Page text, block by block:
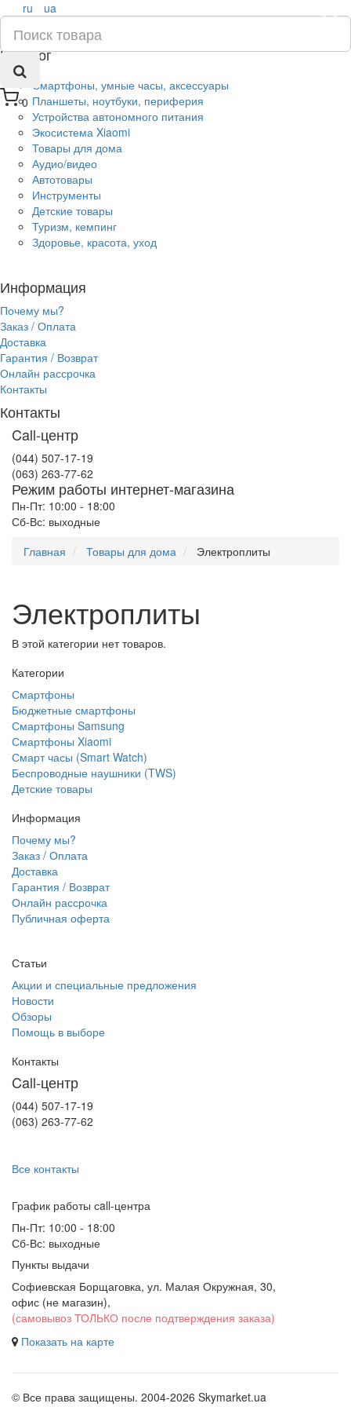
0
×
ru ua
Каталог
Смартфоны, умные часы, аксессуары
Планшеты, ноутбуки, периферия
Устройства автономного питания
Экосистема Xiaomi
Товары для дома
Аудио/видео
Автотовары
Инструменты
Детские товары
Туризм, кемпинг
Здоровье, красота, уход
Информация
Почему мы?
Заказ / Оплата
Доставка
Гарантия / Возврат
Онлайн рассрочка
Контакты
Контакты
Call-центр
(044) 507-17-19
(063) 263-77-62
Режим работы интернет-магазина
Пн-Пт: 10:00 - 18:00
Сб-Вс: выходные
Главная
Товары для дома Электроплиты
Электроплиты
В этой категории нет товаров.
Категории
Смартфоны
Бюджетные смартфоны
Смартфоны Samsung
Смартфоны Xiaomi
Смарт часы (Smart Watch)
Беспроводные наушники (TWS)
Детские товары
Информация
Почему мы?
Заказ / Оплата
Доставка
Гарантия / Возврат
Онлайн рассрочка
Публичная оферта
Статьи
Акции и специальные предложения
Новости
Обзоры
Помощь в выборе
Контакты
Call-центр
(044) 507-17-19
(063) 263-77-62
Все контакты
График работы сall-центра
Пн-Пт: 10:00 - 18:00
Сб-Вс: выходные
Пункты выдачи
Софиевская Борщаговка, ул. Малая Окружная, 30,
офис (не магазин),
(самовывоз ТОЛЬКО после подтверждения заказа)
Показать на карте
© Все права защищены. 2004-2026 Skymarket.ua